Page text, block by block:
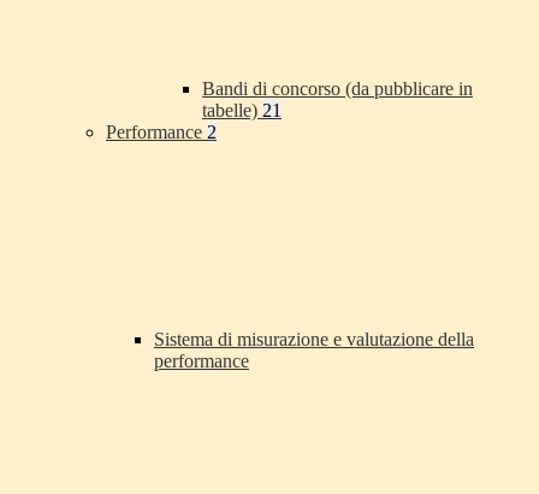
Bandi di concorso (da pubblicare in
tabelle) 21
Performance 2
Sistema di misurazione e valutazione della
performance